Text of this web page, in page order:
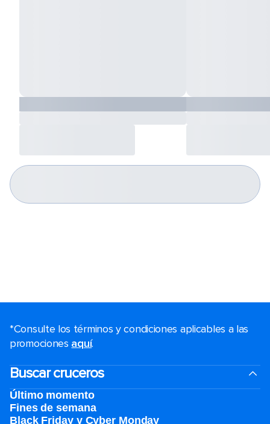
*Consulte los términos y condiciones aplicables a las
promociones aquí.
Buscar cruceros
Último momento
Fines de semana
Black Friday y Cyber Monday